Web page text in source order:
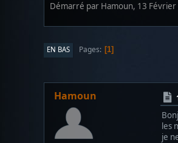
Démarré par Hamoun, 13
EN BAS Pages 1
Hamoun
les
je